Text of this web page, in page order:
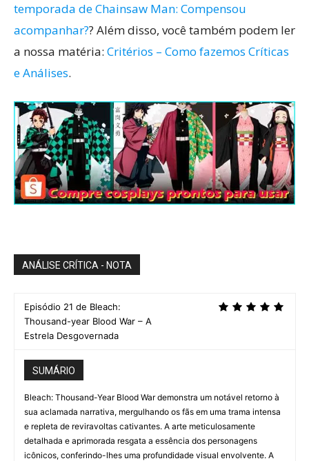
temporada de Chainsaw Man: Compensou
acompanhar?? Além disso, você também podem ler
a nossa matéria: Critérios – Como fazemos Críticas
e Análises.
ANÁLISE CRÍTICA - NOTA
Episódio 21 de Bleach:
Thousand-year Blood War – A
Estrela Desgovernada
SUMÁRIO
Bleach: Thousand-Year Blood War demonstra um notável retorno à
sua aclamada narrativa, mergulhando os fãs em uma trama intensa
e repleta de reviravoltas cativantes. A arte meticulosamente
detalhada e aprimorada resgata a essência dos personagens
icônicos, conferindo-lhes uma profundidade visual envolvente. A